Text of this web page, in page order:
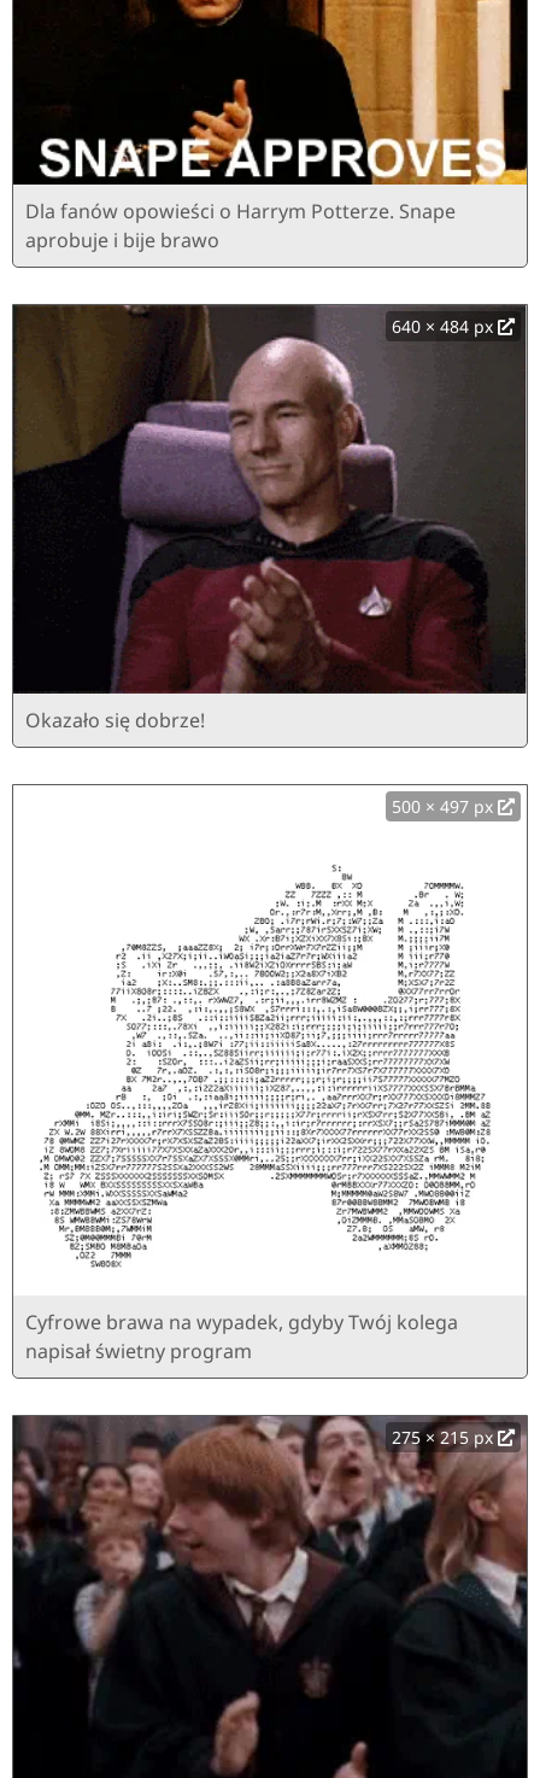
Dla fanów opowieści o Harrym Potterze. Snape
aprobuje i bije brawo
640 × 484 px
Okazało się dobrze!
500 × 497 px
Cyfrowe brawa na wypadek, gdyby Twój kolega
napisał świetny program
275 × 215 px